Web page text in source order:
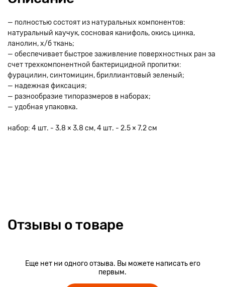
— полностью состоят из натуральных компонентов:
натуральный каучук, сосновая канифоль, окись цинка,
ланолин, х/б ткань;
— обеспечивает быстрое заживление поверхностных ран за
счет трехкомпонентной бактерицидной пропитки:
фурацилин, синтомицин, бриллиантовый зеленый;
— надежная фиксация;
— разнообразие типоразмеров в наборах;
— удобная упаковка.
набор: 4 шт. - 3.8 × 3.8 см, 4 шт. - 2.5 × 7.2 см
Отзывы о товаре
Еще нет ни одного отзыва. Вы можете написать его
первым.